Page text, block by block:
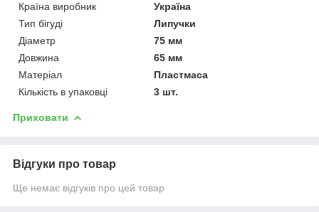
Країна виробник
Україна
Тип бігуді
Липучки
Діаметр
75 мм
Довжина
65 мм
Матеріал
Пластмаса
Кількість в упаковці
3 шт.
Приховати
Відгуки про товар
Ще немає відгуків про цей товар